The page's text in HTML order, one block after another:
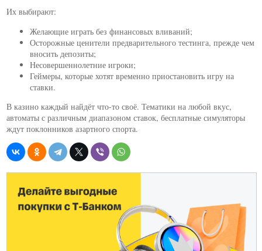
Их выбирают:
Желающие играть без финансовых вливаний;
Осторожные ценители предварительного тестинга, прежде чем
вносить депозиты;
Несовершеннолетние игроки;
Геймеры, которые хотят временно приостановить игру на
ставки.
В казино каждый найдёт что-то своё. Тематики на любой вкус,
автоматы с различным диапазоном ставок, бесплатные симуляторы
ждут поклонников азартного спорта.